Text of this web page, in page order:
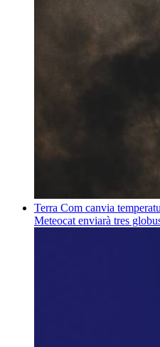
Terra Com canvia
Meteocat enviarà tres